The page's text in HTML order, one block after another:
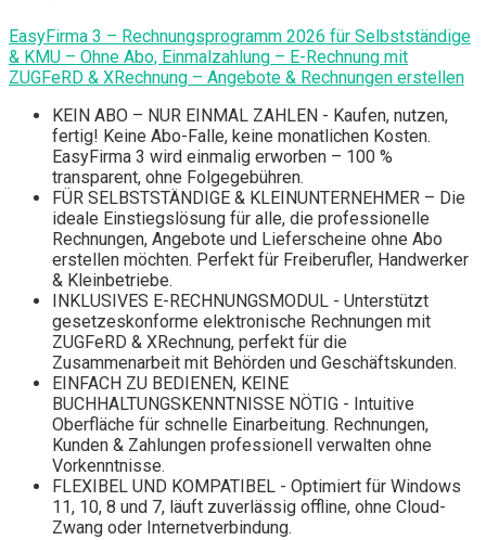
EasyFirma 3 – Rechnungsprogramm 2026 für Selbstständige
& KMU – Ohne Abo, Einmalzahlung – E-Rechnung mit
ZUGFeRD & XRechnung – Angebote & Rechnungen erstellen
KEIN ABO – NUR EINMAL ZAHLEN - Kaufen, nutzen,
fertig! Keine Abo-Falle, keine monatlichen Kosten.
EasyFirma 3 wird einmalig erworben – 100 %
transparent, ohne Folgegebühren.
FÜR SELBSTSTÄNDIGE & KLEINUNTERNEHMER – Die
ideale Einstiegslösung für alle, die professionelle
Rechnungen, Angebote und Lieferscheine ohne Abo
erstellen möchten. Perfekt für Freiberufler, Handwerker
& Kleinbetriebe.
INKLUSIVES E-RECHNUNGSMODUL - Unterstützt
gesetzeskonforme elektronische Rechnungen mit
ZUGFeRD & XRechnung, perfekt für die
Zusammenarbeit mit Behörden und Geschäftskunden.
EINFACH ZU BEDIENEN, KEINE
BUCHHALTUNGSKENNTNISSE NÖTIG - Intuitive
Oberfläche für schnelle Einarbeitung. Rechnungen,
Kunden & Zahlungen professionell verwalten ohne
Vorkenntnisse.
FLEXIBEL UND KOMPATIBEL - Optimiert für Windows
11, 10, 8 und 7, läuft zuverlässig offline, ohne Cloud-
Zwang oder Internetverbindung.